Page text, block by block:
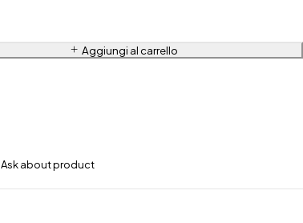
Aggiungi al carrello
Ask about product